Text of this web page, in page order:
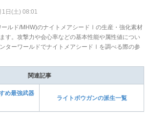
日(土) 08:01
ールド/MHW)のナイトメアシードⅠの生産・強化素材
す。攻撃力や会心率などの基本性能や属性値につい
ターワールドでナイトメアシードⅠを調べる際の参
関連記事
め最強武器
ライトボウガンの派生一覧